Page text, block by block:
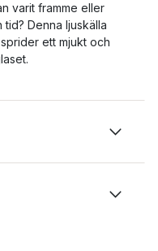
varit framme eller
Denna ljuskälla
ett mjukt och